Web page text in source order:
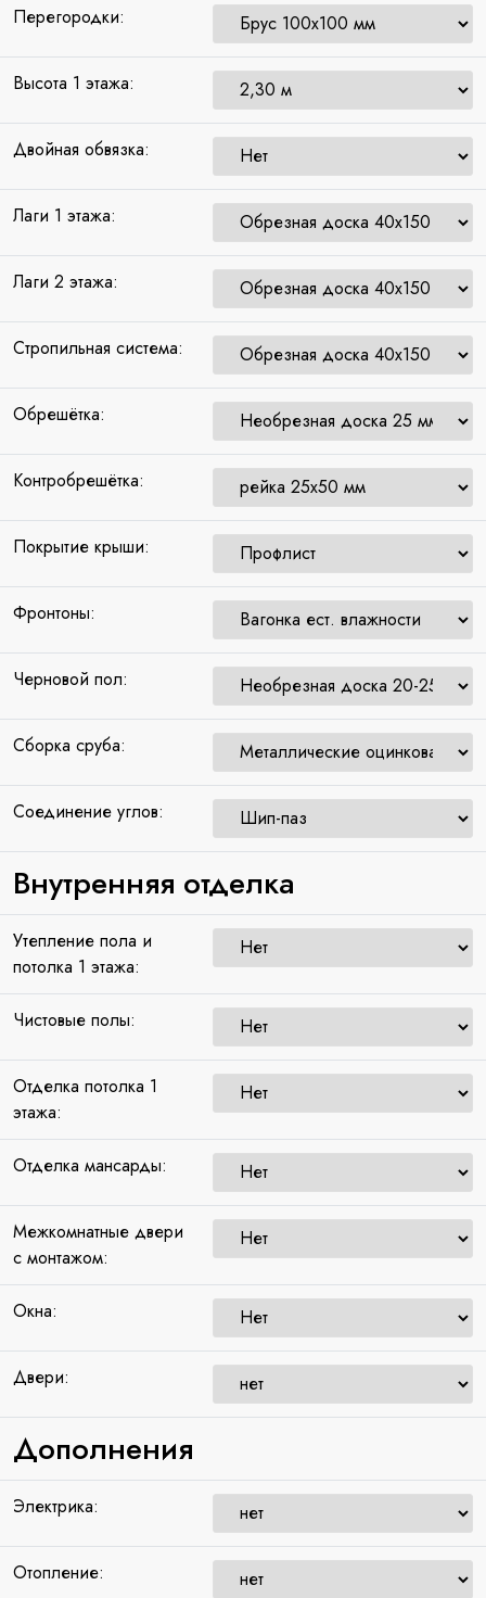
Перегородки:
Высота 1 этажа:
Двойная обвязка:
Лаги 1 этажа:
Лаги 2 этажа:
Стропильная система:
Обрешётка:
Контробрешётка:
Покрытие крыши:
Фронтоны:
Черновой пол:
Сборка сруба:
Соединение углов:
Внутренняя отделка
Утепление пола и
потолка 1 этажа:
Чистовые полы:
Отделка потолка 1
этажа:
Отделка мансарды:
Межкомнатные двери
с монтажом:
Окна:
Двери:
Дополнения
Электрика:
Отопление: